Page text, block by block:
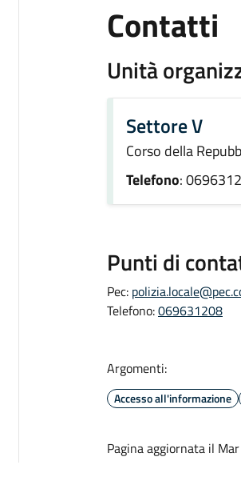
Contatti
Unità
Settore V
Corso della
Telefono:
Punti di
Pec:
Telefono:069631208
Argomenti:
Accesso all'informazione
Pagina aggiornata il